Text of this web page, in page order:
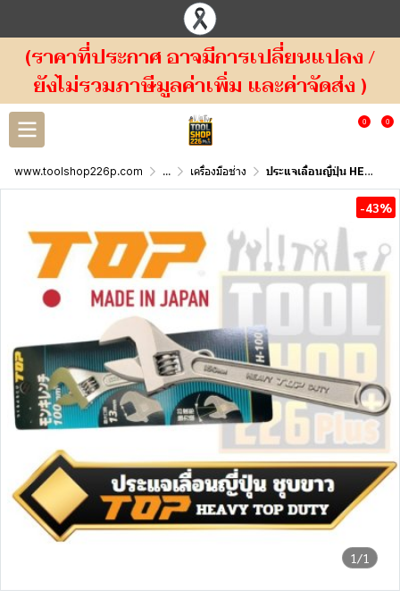
(ราคาที่ประกาศ อาจมีการเปลี่ยนแปลง /
ยังไม่รวมภาษีมูลค่าเพิ่ม และค่าจัดส่ง )
0 0
www.toolshop226p.com ... เครื่องมือช่าง ประแจเลื่อนญี่ปุ่น HEAVY TOP DUTY
1/1
-43%